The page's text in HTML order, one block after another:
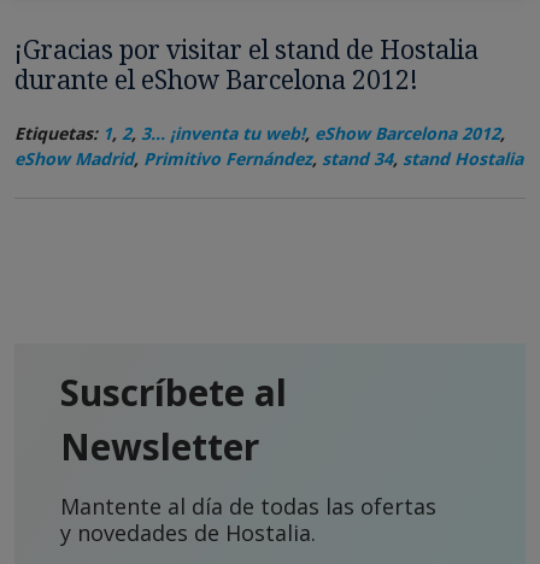
¡Gracias por visitar el stand de Hostalia
durante el eShow Barcelona 2012!
Etiquetas: 1, 2, 3... ¡inventa tu web!, eShow Barcelona 2012,
eShow Madrid, Primitivo Fernández, stand 34, stand Hostalia
Suscríbete al
Newsletter
Mantente al día de todas las ofertas
y novedades de Hostalia.